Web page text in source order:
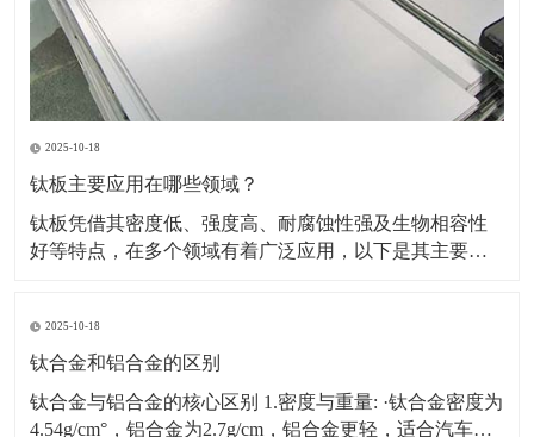
2025-10-18
钛板主要应用在哪些领域？
钛板凭借其密度低、强度高、耐腐蚀性强及生物相容性
好等特点，在多个领域有着广泛应用，以下是其主要应
机匣）、火箭壳体、航天设备结构件等。原因：轻量化
需求突出，可降低飞行器重量，提升燃油效率或载荷能
力。能耐受高
2025-10-18
钛合金和铝合金的区别
钛合金与铝合金的核心区别 1.密度与重量: ·钛合金密度为
4.54g/cm°，铝合金为2.7g/cm，铝合金更轻，适合汽车、